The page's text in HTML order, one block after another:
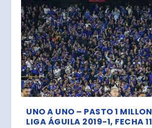
UNO A UNO – PASTO 1
LIGA ÁGUILA 2019-1, FECHA 11